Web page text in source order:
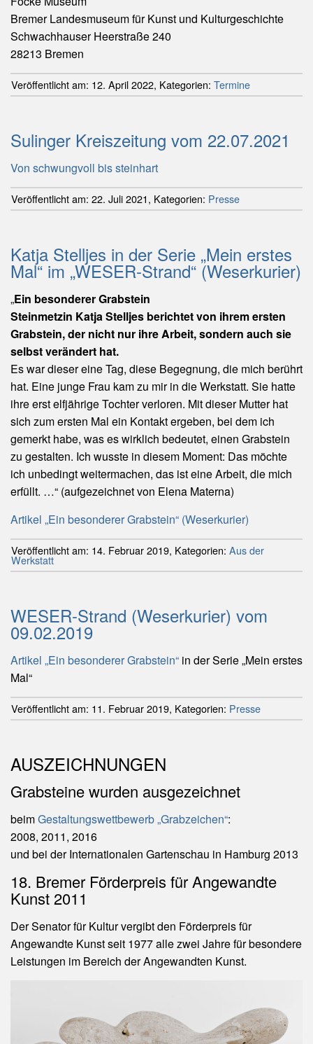
Bremer Landesmuseum für Kunst und Kulturgeschichte
Schwachhauser Heerstraße 240
28213 Bremen
Veröffentlicht am: 12. April 2022, Kategorien: Termine
Sulinger Kreiszeitung vom 22.07.2021
Von schwungvoll bis steinhart
Veröffentlicht am: 22. Juli 2021, Kategorien: Presse
Katja Stelljes in der Serie „Mein erstes
Mal“ im „WESER-Strand“ (Weserkurier)
„Ein besonderer Grabstein
Steinmetzin Katja Stelljes berichtet von ihrem ersten
Grabstein, der nicht nur ihre Arbeit, sondern auch sie
selbst verändert hat.
Es war dieser eine Tag, diese Begegnung, die mich berührt
hat. Eine junge Frau kam zu mir in die Werkstatt. Sie hatte
ihre erst elfjährige Tochter verloren. Mit dieser Mutter hat
sich zum ersten Mal ein Kontakt ergeben, bei dem ich
gemerkt habe, was es wirklich bedeutet, einen Grabstein
zu gestalten. Ich wusste in diesem Moment: Das möchte
ich unbedingt weitermachen, das ist eine Arbeit, die mich
erfüllt. …“ (aufgezeichnet von Elena Materna)
Artikel „Ein besonderer Grabstein“ (Weserkurier)
Veröffentlicht am: 14. Februar 2019, Kategorien: Aus der
Werkstatt
WESER-Strand (Weserkurier) vom
09.02.2019
Artikel „Ein besonderer Grabstein“ in der Serie „Mein erstes
Mal“
Veröffentlicht am: 11. Februar 2019, Kategorien: Presse
AUSZEICHNUNGEN
Grabsteine wurden ausgezeichnet
beimGestaltungswettbewerb „Grabzeichen“:
2008, 2011, 2016
und bei der Internationalen Gartenschau in Hamburg 2013
18. Bremer Förderpreis für Angewandte
Kunst 2011
Der Senator für Kultur vergibt den Förderpreis für
Angewandte Kunst seit 1977 alle zwei Jahre für besondere
Leistungen im Bereich der Angewandten Kunst.